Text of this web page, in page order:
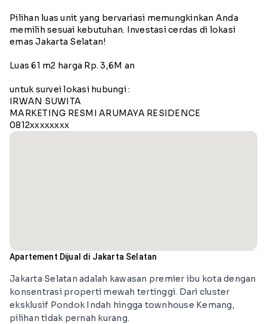
Pilihan luas unit yang bervariasi memungkinkan Anda
memilih sesuai kebutuhan. Investasi cerdas di lokasi
emas Jakarta Selatan!
Luas 61 m2 harga Rp. 3,6M an
untuk survei lokasi hubungi :
IRWAN SUWITA
MARKETING RESMI ARUMAYA RESIDENCE
0812xxxxxxxx
Apartement Dijual di Jakarta Selatan
Jakarta Selatan adalah kawasan premier ibu kota dengan
konsentrasi properti mewah tertinggi. Dari cluster
eksklusif Pondok Indah hingga townhouse Kemang,
pilihan tidak pernah kurang.